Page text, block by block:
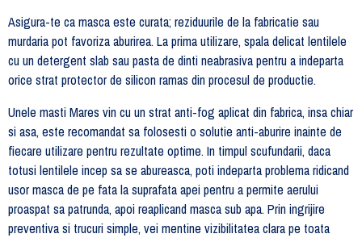
Asigura-te ca masca este curata; reziduurile de la fabricatie sau
murdaria pot favoriza aburirea. La prima utilizare, spala delicat lentilele
cu un detergent slab sau pasta de dinti neabrasiva pentru a indeparta
orice strat protector de silicon ramas din procesul de productie.
Unele masti Mares vin cu un strat anti-fog aplicat din fabrica, insa chiar
si asa, este recomandat sa folosesti o solutie anti-aburire inainte de
fiecare utilizare pentru rezultate optime. In timpul scufundarii, daca
totusi lentilele incep sa se abureasca, poti indeparta problema ridicand
usor masca de pe fata la suprafata apei pentru a permite aerului
proaspat sa patrunda, apoi reaplicand masca sub apa. Prin ingrijire
preventiva si trucuri simple, vei mentine vizibilitatea clara pe toata